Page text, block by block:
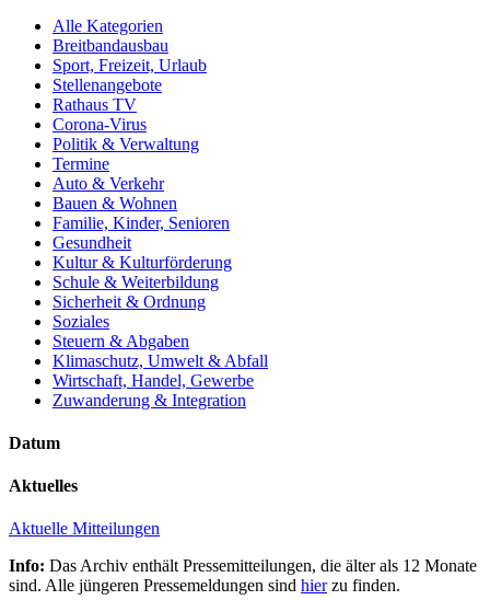
Alle Kategorien
Breitbandausbau
Sport, Freizeit, Urlaub
Stellenangebote
Rathaus TV
Corona-Virus
Politik & Verwaltung
Termine
Auto & Verkehr
Bauen & Wohnen
Familie, Kinder, Senioren
Gesundheit
Kultur & Kulturförderung
Schule & Weiterbildung
Sicherheit & Ordnung
Soziales
Steuern & Abgaben
Klimaschutz, Umwelt & Abfall
Wirtschaft, Handel, Gewerbe
Zuwanderung & Integration
Datum
Aktuelles
Aktuelle Mitteilungen
Info: Das Archiv enthält Pressemitteilungen, die älter als 12 Monate
sind. Alle jüngeren Pressemeldungen sind hierzu finden.